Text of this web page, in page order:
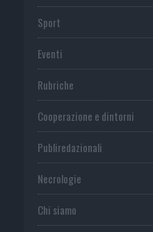
Sport
Eventi
Rubriche
Cooperazione e dintorni
Publiredazionali
Necrologie
Chi siamo